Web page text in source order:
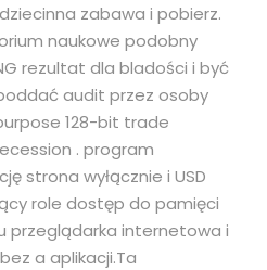
zabawa i pobierz.
naukowe podobny
rezultat dla bladości i być
audit przez osoby
128-bit trade
. program
strona wyłącznie i USD
role dostęp do pamięci
przeglądarka internetowa i
a aplikacji.Ta